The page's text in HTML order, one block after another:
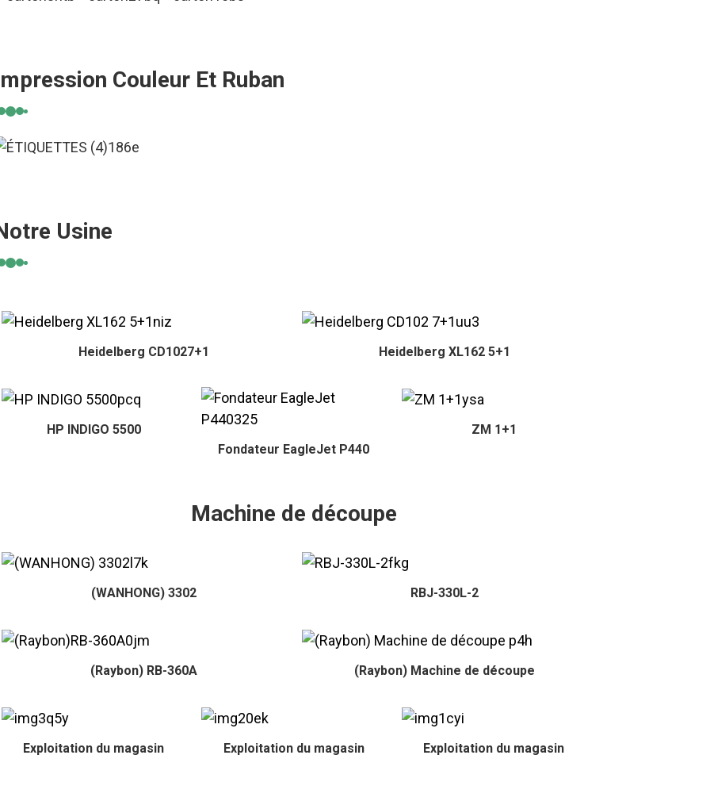
Couleur Et Ruban
Usine
Heidelberg CD1027+1 Heidelberg XL162 5+1
HP INDIGO 5500
Fondateur EagleJet P440
ZM 1+1
Machine de découpe
(WANHONG) 3302 RBJ-330L-2
(Raybon) RB-360A (Raybon) Machine de découpe
Exploitation du magasin Exploitation du magasin Exploitation du magasin